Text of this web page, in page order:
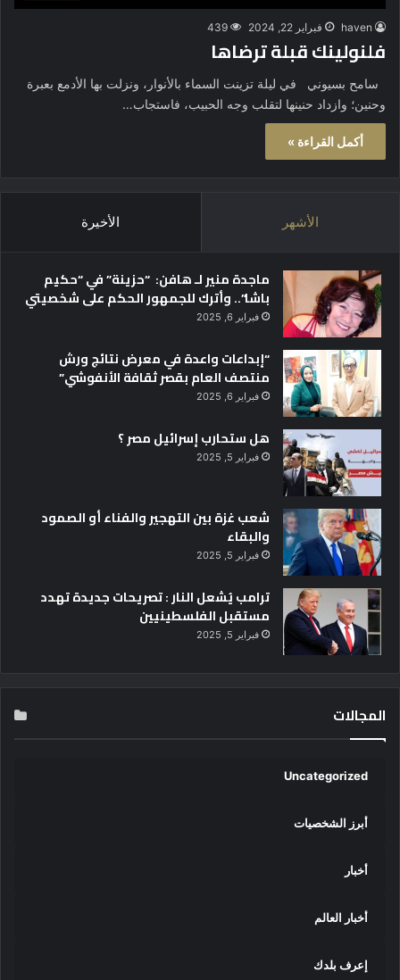
haven فبراير 22, 2024 439
فلنولينك قبلة ترضاها
سامح بسيوني في ليلة تزينت السماء بالأنوار، ونزلت بها الأدمع بعبرة
وحنين؛ وازداد حنينها لتقلب وجه الحبيب، فاستجاب…
أكمل القراءة »
الأشهر الأخيرة
ماجدة منير لـ هافن: “حزينة” في “حكيم
باشا”.. وأترك للجمهور الحكم على شخصيتي
فبراير 6, 2025
“إبداعات واعدة في معرض نتائج ورش
منتصف العام بقصر ثقافة الأنفوشي”
فبراير 6, 2025
هل ستحارب إسرائيل مصر ؟
فبراير 5, 2025
شعب غزة بين التهجير والفناء أو الصمود
والبقاء
فبراير 5, 2025
ترامب يُشعل النار : تصريحات جديدة تهدد
مستقبل الفلسطينيين
فبراير 5, 2025
المجالات
Uncategorized
أبرز الشخصيات
أخبار
أخبار العالم
إعرف بلدك